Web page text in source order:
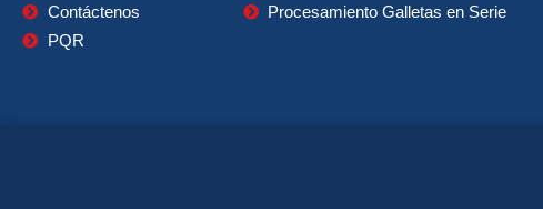
Contáctenos
PQR
Procesamiento Galletas en Serie